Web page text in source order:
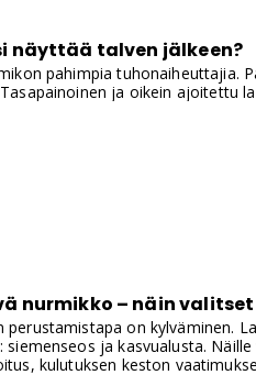
näyttää talven jälkeen?
pahimpia tuhonaiheuttajia.
ja oikein ajoitettu
nurmikko – näin
perustamistapa on kylväminen.
siemenseos ja kasvualusta.
kulutuksen keston